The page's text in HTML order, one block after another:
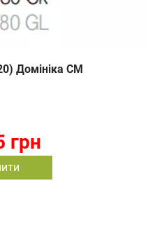
Домініка СМ
грн